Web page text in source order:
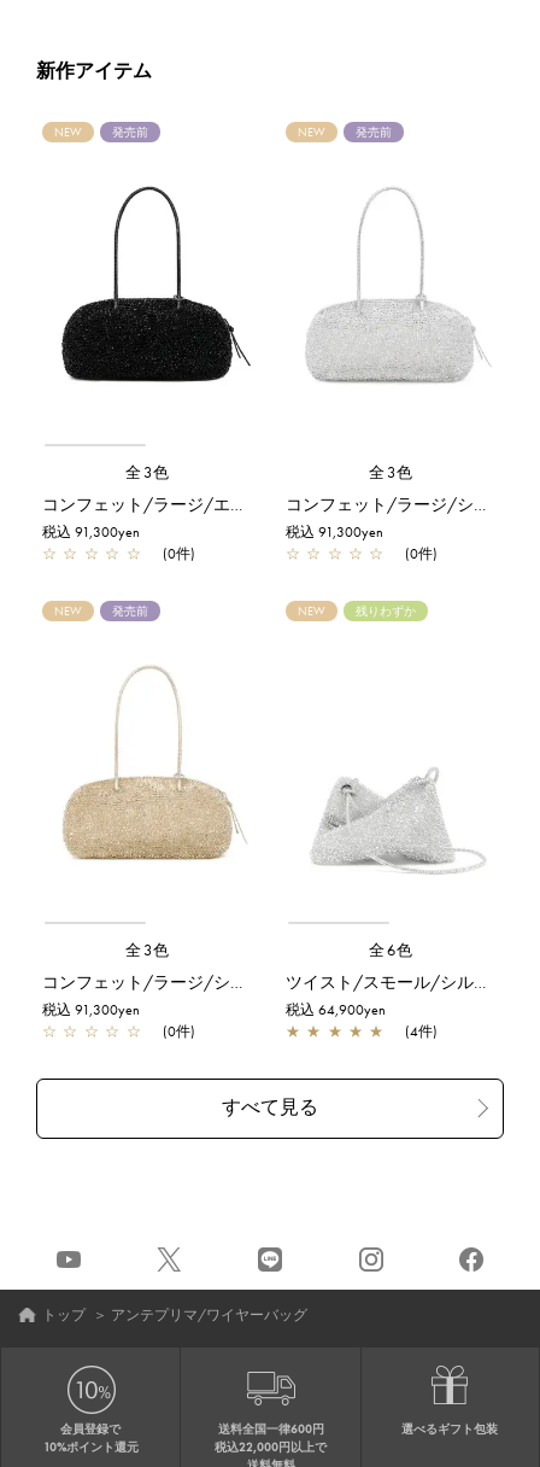
新作アイテム
NEW 発売前
全3色
コンフェット/ラージ/エナメルブラック
税込 91,300yen
☆ ☆ ☆ ☆ ☆ (0件)
NEW 発売前
全3色
コンフェット/ラージ/シルバー
税込 91,300yen
☆ ☆ ☆ ☆ ☆ (0件)
NEW 発売前
全3色
コンフェット/ラージ/シルバーゴールド
税込 91,300yen
☆ ☆ ☆ ☆ ☆ (0件)
NEW 残りわずか
全6色
ツイスト/スモール/シルバー
税込 64,900yen
★ ★ ★ ★ ★ (4件)
トップ ＞ アンテプリマ/ワイヤーバッグ
会員登録で
10%ポイント還元
送料全国一律600円
税込22,000円以上で
選べるギフト包装